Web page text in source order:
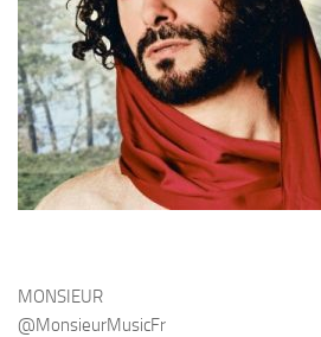
MONSIEUR
@MonsieurMusicFr